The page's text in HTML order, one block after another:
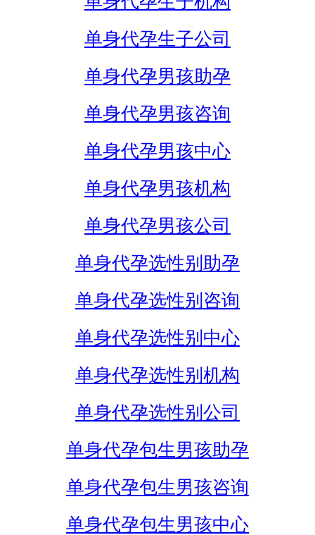
单身代孕生子公司
单身代孕男孩助孕
单身代孕男孩咨询
单身代孕男孩中心
单身代孕男孩机构
单身代孕男孩公司
单身代孕选性别助孕
单身代孕选性别咨询
单身代孕选性别中心
单身代孕选性别机构
单身代孕选性别公司
单身代孕包生男孩助孕
单身代孕包生男孩咨询
单身代孕包生男孩中心